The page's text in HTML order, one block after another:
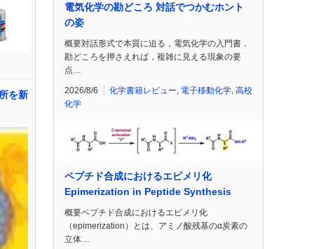
を新
電気化学の勘どころ 対話でつかむホント
の姿
概要対話形式で本質に迫る，電気化学の入門書．
勘どころを押さえれば，複雑に見える現象の要
点…
2026/8/6 化学書籍レビュー 電子移動化学 高校
化学
ペプチド合成におけるエピメリ化
Epimerization in Peptide Synthesis
概要ペプチド合成におけるエピメリ化
（epimerization）とは、アミノ酸残基のα炭素の
立体…